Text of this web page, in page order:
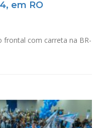
em RO
com carreta na BR-